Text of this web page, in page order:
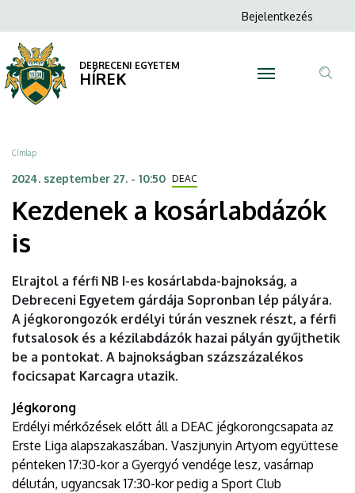
kosárlabdázók
DEBRECENI
EGYETEM
a
tartalomra
Anonim
menüje
Bejelentkezés
DEBRECENI EGYETEM
HÍREK
Morzsa
Címlap
2024. szeptember 27. - 10:50 DEAC
Kezdenek a kosárlabdázók
is
Elrajtol a férfi NB I-es kosárlabda-bajnokság, a
Debreceni Egyetem gárdája Sopronban lép pályára.
A jégkorongozók erdélyi túrán vesznek részt, a férfi
futsalosok és a kézilabdázók hazai pályán gyűjthetik
be a pontokat. A bajnokságban százszázalékos
focicsapat Karcagra utazik.
Jégkorong
Erdélyi mérkőzések előtt áll a DEAC jégkorongcsapata az
Erste Liga alapszakaszában. Vaszjunyin Artyom együttese
pénteken 17:30-kor a Gyergyó vendége lesz, vasárnap
délután, ugyancsak 17:30-kor pedig a Sport Club